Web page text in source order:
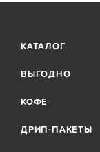
КАТАЛОГ
ВЫГОДНО
КОФЕ
ДРИП-ПАКЕТЫ